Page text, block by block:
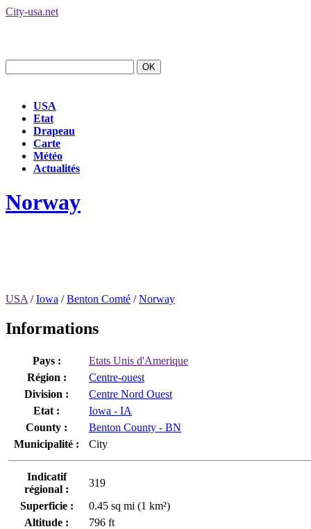
City-usa.net
USA
Etat
Drapeau
Carte
Météo
Actualités
Norway
USA /Iowa /Benton Comté /Norway
Informations
Pays :
Etats Unis d'Amerique
Région :
Centre-ouest
Division :
Centre Nord Ouest
Etat :
Iowa - IA
County :
Benton County - BN
Municipalité :
City
Indicatif
régional :
319
Superficie :
0.45 sq mi (1 km²)
Altitude :
796 ft